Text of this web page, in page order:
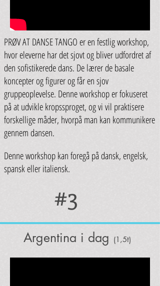
PRØV AT DANSE TANGO er en festlig workshop,
hvor eleverne har det sjovt og bliver udfordret af
den sofistikerede dans. De lærer de basale
koncepter og figurer og får en sjov
gruppeoplevelse. Denne workshop er fokuseret
på at udvikle kropssproget, og vi vil praktisere
forskellige måder, hvorpå man kan kommunikere
gennem dansen.
Denne workshop kan foregå på dansk, engelsk,
spansk eller italiensk.
#3
Argentina i dag (1,5t)